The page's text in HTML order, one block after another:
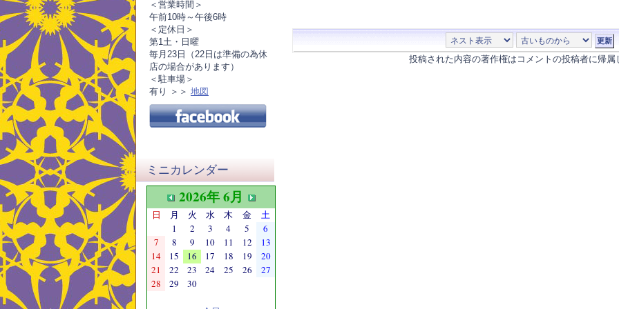
＜営業時間＞
午前10時～午後6時
＜定休日＞
第1土・日曜
毎月23日（22日は準備の為休
店の場合があります）
＜駐車場＞
有り ＞＞ 地図
ミニカレンダー
2026年 6月
日 月 火 水 木 金
土
1
2 3 4 5
6
7
8 9 10 11 12
13
14
15 16 17 18 19
20
21
22 23 24 25 26
27
28
29 30
投稿された内容の著作権はコメントの投稿者に帰属